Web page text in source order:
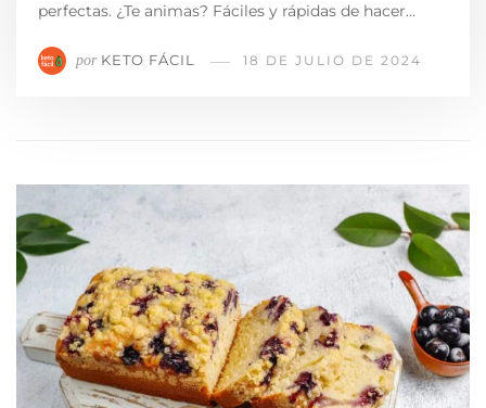
perfectas. ¿Te animas? Fáciles y rápidas de hacer…
por KETO FÁCIL 18 DE JULIO DE 2024